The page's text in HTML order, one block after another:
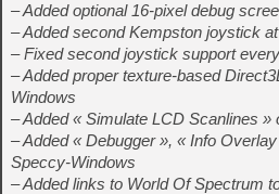
– Added optional 16-pixel debug
– Added second Kempston joystick
– Fixed second joystick support
– Added proper texture-based
Windows
– Added « Simulate LCD Scanlines
– Added « Debugger », « Info
Speccy-Windows
– Added links to World Of Spectrum